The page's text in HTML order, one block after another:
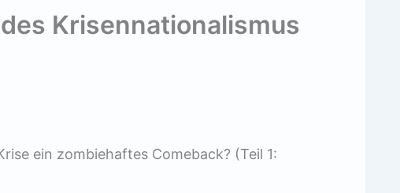
Krisennationalismus
ein zombiehaftes Comeback? (Teil 1: